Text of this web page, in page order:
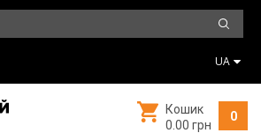
UA
0
Кошик
0.00 грн